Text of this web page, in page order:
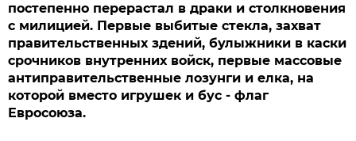
постепенно перерастал в драки и столкновения
с милицией. Первые выбитые стекла, захват
правительственных здений, булыжники в каски
срочников внутренних войск, первые массовые
антиправительственные лозунги и елка, на
которой вместо игрушек и бус - флаг
Евросоюза.